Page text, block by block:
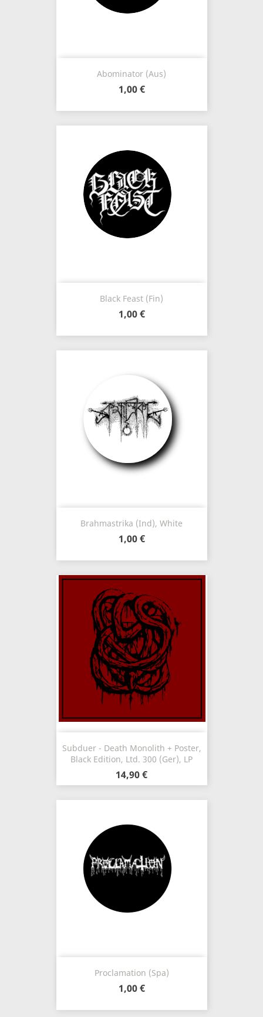
Abominator (Aus)
1,00 €
Black Feast (Fin)
1,00 €
Brahmastrika (Ind), White
1,00 €
Subduer - Death Monolith + Poster,
Black Edition, Ltd. 300 (Ger), LP
14,90 €
Proclamation (Spa)
1,00 €